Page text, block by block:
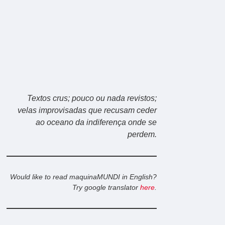
Textos crus; pouco ou nada revistos;
velas improvisadas que recusam ceder
ao oceano da indiferença onde se
perdem.
Would like to read maquinaMUNDI in English?
Try google translator here.